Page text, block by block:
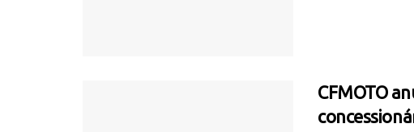
CFMOTO